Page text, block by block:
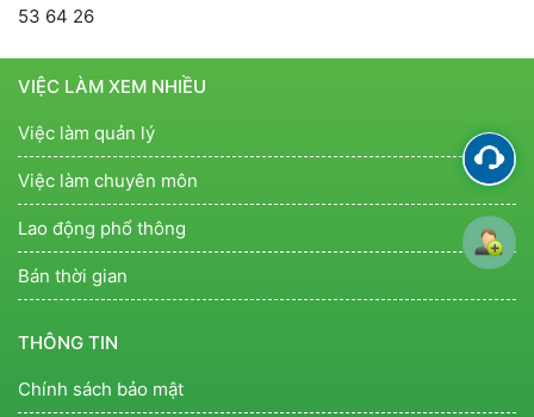
53 64 26
VIỆC LÀM XEM NHIỀU
Việc làm quản lý
Việc làm chuyên môn
Lao động phổ thông
Bán thời gian
THÔNG TIN
Chính sách bảo mật